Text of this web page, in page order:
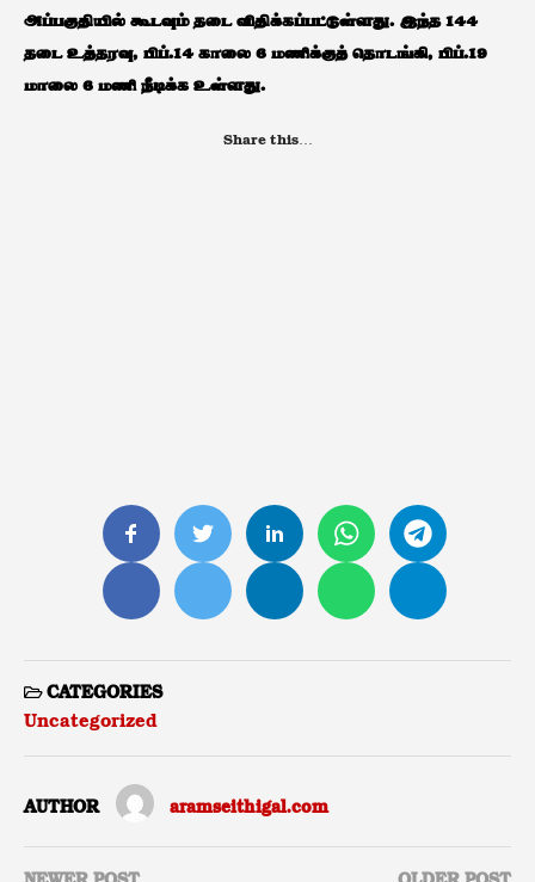
அப்பகுதியில் கூடவும் தடை விதிக்கப்பட்டுள்ளது. இந்த 144
தடை உத்தரவு, பிப்.14 காலை 6 மணிக்குத் தொடங்கி, பிப்.19
மாலை 6 மணி நீடிக்க உள்ளது.
Share this…
CATEGORIES
Uncategorized
AUTHOR aramseithigal.com